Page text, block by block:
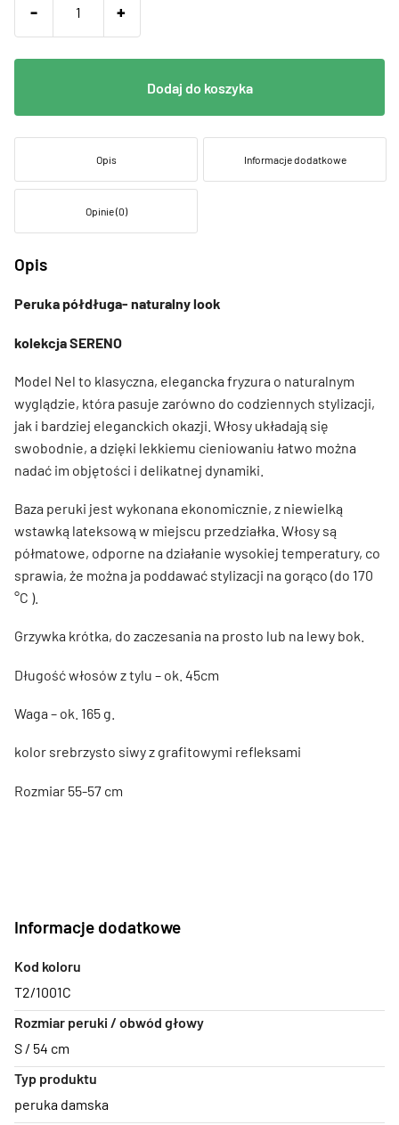
- +
Dodaj do koszyka
Opis Informacje dodatkowe
Opinie (0)
Opis
Peruka półdługa- naturalny look
kolekcja SERENO
Model Nel to klasyczna, elegancka fryzura o naturalnym
wyglądzie, która pasuje zarówno do codziennych stylizacji,
jak i bardziej eleganckich okazji. Włosy układają się
swobodnie, a dzięki lekkiemu cieniowaniu łatwo można
nadać im objętości i delikatnej dynamiki.
Baza peruki jest wykonana ekonomicznie, z niewielką
wstawką lateksową w miejscu przedziałka. Włosy są
półmatowe, odporne na działanie wysokiej temperatury, co
sprawia, że można ja poddawać stylizacji na gorąco (do 170
°C ).
Grzywka krótka, do zaczesania na prosto lub na lewy bok.
Długość włosów z tylu – ok. 45cm
Waga – ok. 165 g.
kolor srebrzysto siwy z grafitowymi refleksami
Rozmiar 55-57 cm
Informacje dodatkowe
Kod koloru
T2/1001C
Rozmiar peruki / obwód głowy
S / 54 cm
Typ produktu
peruka damska